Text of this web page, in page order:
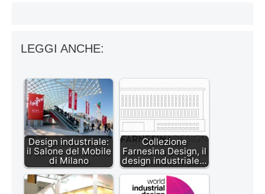
LEGGI ANCHE:
Design industriale:
il Salone del Mobile
di Milano
Collezione
Farnesina Design, il
design industriale…